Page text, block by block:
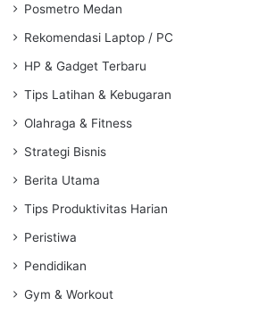
Posmetro Medan
Rekomendasi Laptop / PC
HP & Gadget Terbaru
Tips Latihan & Kebugaran
Olahraga & Fitness
Strategi Bisnis
Berita Utama
Tips Produktivitas Harian
Peristiwa
Pendidikan
Gym & Workout